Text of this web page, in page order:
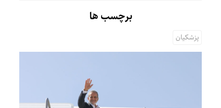
برچسب ها
پزشکیان